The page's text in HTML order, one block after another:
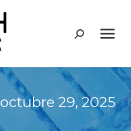
Buscar:
octubre 29, 2025